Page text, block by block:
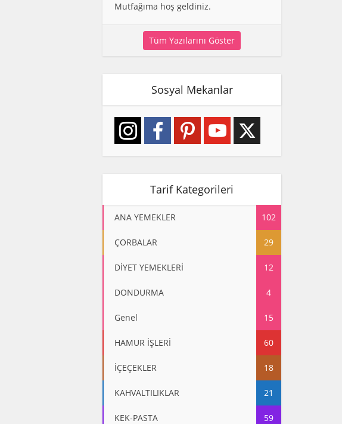
Mutfağıma hoş geldiniz.
Tüm Yazılarını Göster
Sosyal Mekanlar
Tarif Kategorileri
ANA YEMEKLER 102
ÇORBALAR 29
DİYET YEMEKLERİ 12
DONDURMA 4
Genel 15
HAMUR İŞLERİ 60
İÇEÇEKLER 18
KAHVALTILIKLAR 21
KEK-PASTA 59